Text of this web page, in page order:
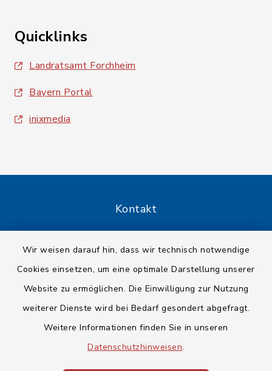
Wir weisen darauf hin, dass wir technisch notwendige
Cookies einsetzen, um eine optimale Darstellung unserer
Website zu ermöglichen. Die Einwilligung zur Nutzung
weiterer Dienste wird bei Bedarf gesondert abgefragt.
Weitere Informationen finden Sie in unseren
Datenschutzhinweisen.
Quicklinks
Landratsamt Forchheim
Bayern Portal
inixmedia
Kontakt
Datenschutz
Impressum
Sitemap
Cookie-Einstellungen